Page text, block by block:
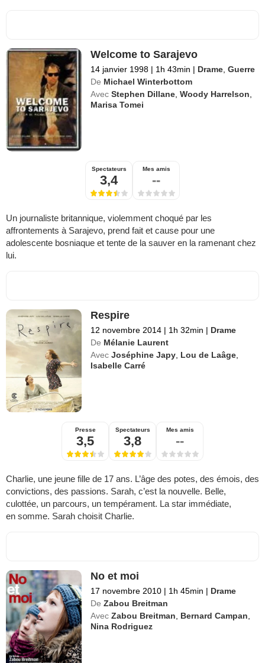
Welcome to Sarajevo
14 janvier 1998 | 1h 43min | Drame ,Guerre
De Michael Winterbottom
Avec Stephen Dillane ,Woody Harrelson
Marisa Tomei
Spectateurs
3,4
Mes amis
--
Un journaliste britannique, violemment choqué par les
affrontements à Sarajevo, prend fait et cause pour une
adolescente bosniaque et tente de la sauver en la ramenant chez
lui.
Respire
12 novembre 2014 | 1h 32min | Drame
De Mélanie Laurent
Avec Joséphine Japy Lou de Laâge
Isabelle Carré
Presse
3,5
Spectateurs
3,8
Mes amis
--
Charlie, une jeune fille de 17 ans. L’âge des potes, des émois, des
convictions, des passions. Sarah, c’est la nouvelle. Belle,
culottée, un parcours, un tempérament. La star immédiate,
en somme. Sarah choisit Charlie.
No et moi
17 novembre 2010 | 1h 45min | Drame
De Zabou Breitman
Avec Zabou Breitman Bernard Campan
Nina Rodriguez